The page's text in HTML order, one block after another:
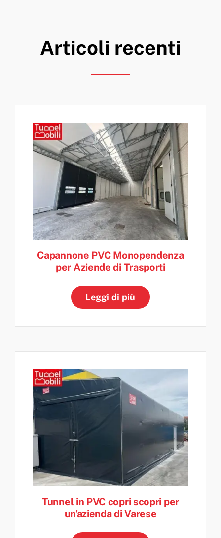
Articoli recenti
Capannone PVC Monopendenza
per Aziende di Trasporti
Leggi di più
Tunnel in PVC copri scopri per
un’azienda di Varese